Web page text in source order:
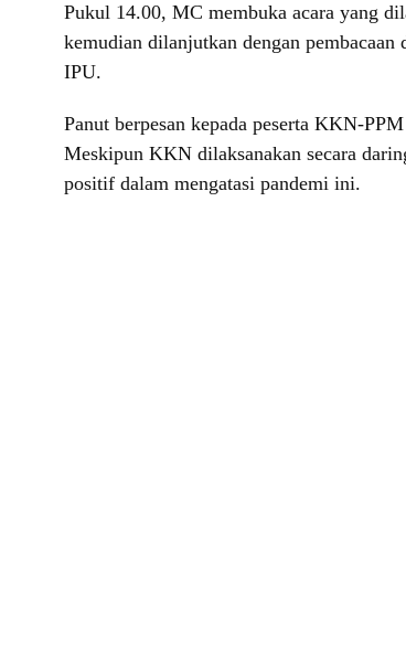
Pukul 14.00, MC membuka acara yang
kemudian dilanjutkan dengan
IPU.
Panut berpesan kepada peserta KKN-
Meskipun KKN dilaksanakan secara
positif dalam mengatasi pandemi ini.